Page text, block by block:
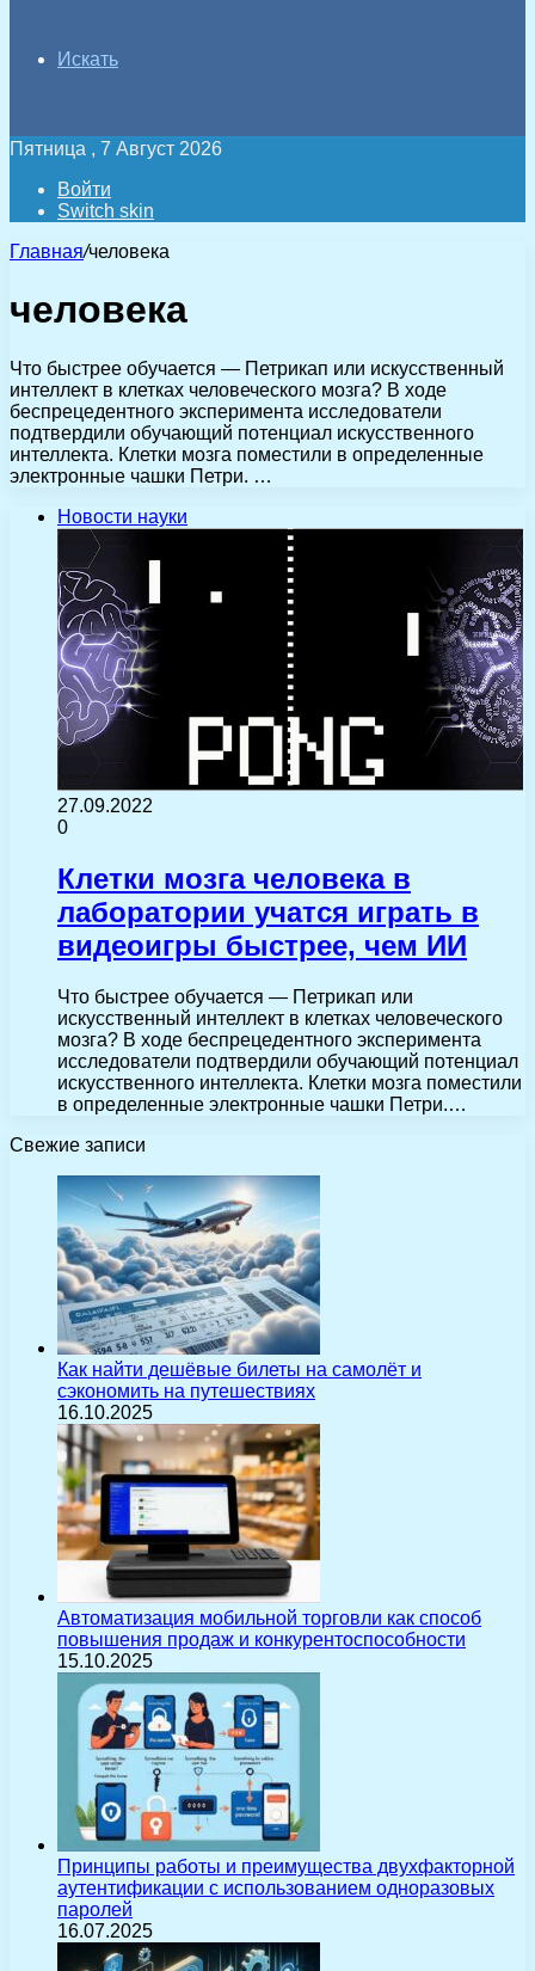
Искать
Пятница , 7 Август 2026
Войти
Switch skin
Главная/человека
человека
Что быстрее обучается — Петрикап или искусственный
интеллект в клетках человеческого мозга? В ходе
беспрецедентного эксперимента исследователи
подтвердили обучающий потенциал искусственного
интеллекта. Клетки мозга поместили в определенные
электронные чашки Петри. …
Новости науки
27.09.2022
0
Клетки мозга человека в
лаборатории учатся играть в
видеоигры быстрее, чем ИИ
Что быстрее обучается — Петрикап или
искусственный интеллект в клетках человеческого
мозга? В ходе беспрецедентного эксперимента
исследователи подтвердили обучающий потенциал
искусственного интеллекта. Клетки мозга поместили
в определенные электронные чашки Петри.…
Свежие записи
Как найти дешёвые билеты на самолёт и
сэкономить на путешествиях
16.10.2025
Автоматизация мобильной торговли как способ
повышения продаж и конкурентоспособности
15.10.2025
Принципы работы и преимущества двухфакторной
аутентификации с использованием одноразовых
паролей
16.07.2025